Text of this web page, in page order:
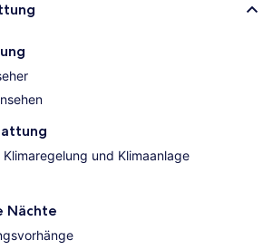
und Klimaanlage
Nächte